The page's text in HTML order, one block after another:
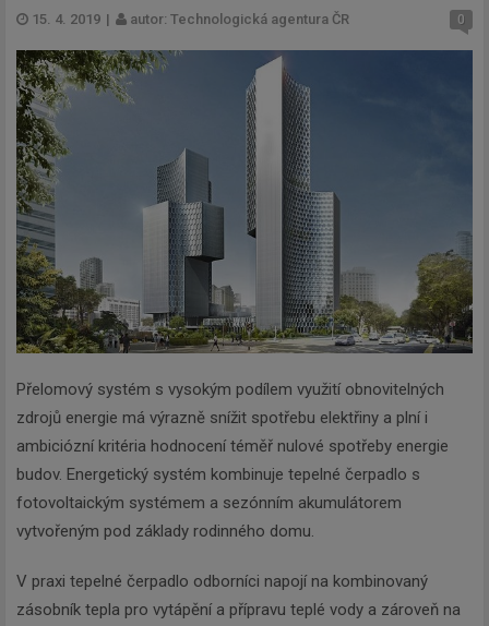
15. 4. 2019 | autor: Technologická agentura ČR 0
Přelomový systém s vysokým podílem využití obnovitelných
zdrojů energie má výrazně snížit spotřebu elektřiny a plní i
ambiciózní kritéria hodnocení téměř nulové spotřeby energie
budov. Energetický systém kombinuje tepelné čerpadlo s
fotovoltaickým systémem a sezónním akumulátorem
vytvořeným pod základy rodinného domu.
V praxi tepelné čerpadlo odborníci napojí na kombinovaný
zásobník tepla pro vytápění a přípravu teplé vody a zároveň na